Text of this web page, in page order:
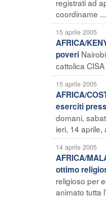
registrati ad
coordiname ...
15 aprile 2005
AFRICA/
poveri
cattolica
15 aprile 2005
AFRICA/
eserciti
domani,
ieri, 14 aprile,
14 aprile 2005
AFRICA/
ottimo
religioso per
animato tutta